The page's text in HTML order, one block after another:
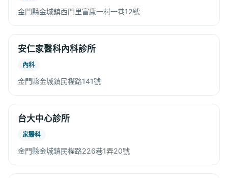
金門縣金城鎮西門里富康一村一巷12號
安仁家醫科內科診所
內科
金門縣金城鎮民權路141號
台大中心診所
家醫科
金門縣金城鎮民權路226巷1弄20號